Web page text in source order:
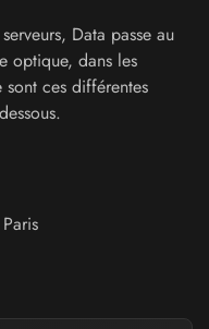
Data passe au
optique, dans les
sont ces différentes
Paris